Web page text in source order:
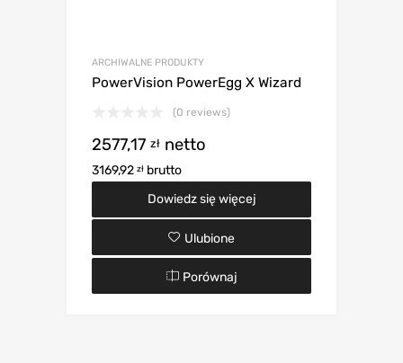
ARCHIWALNE PRODUKTY
PowerVision PowerEgg X Wizard
(0 reviews)
2577,17 zł netto
3169,92 zł brutto
Dowiedz się więcej
Ulubione
Porównaj